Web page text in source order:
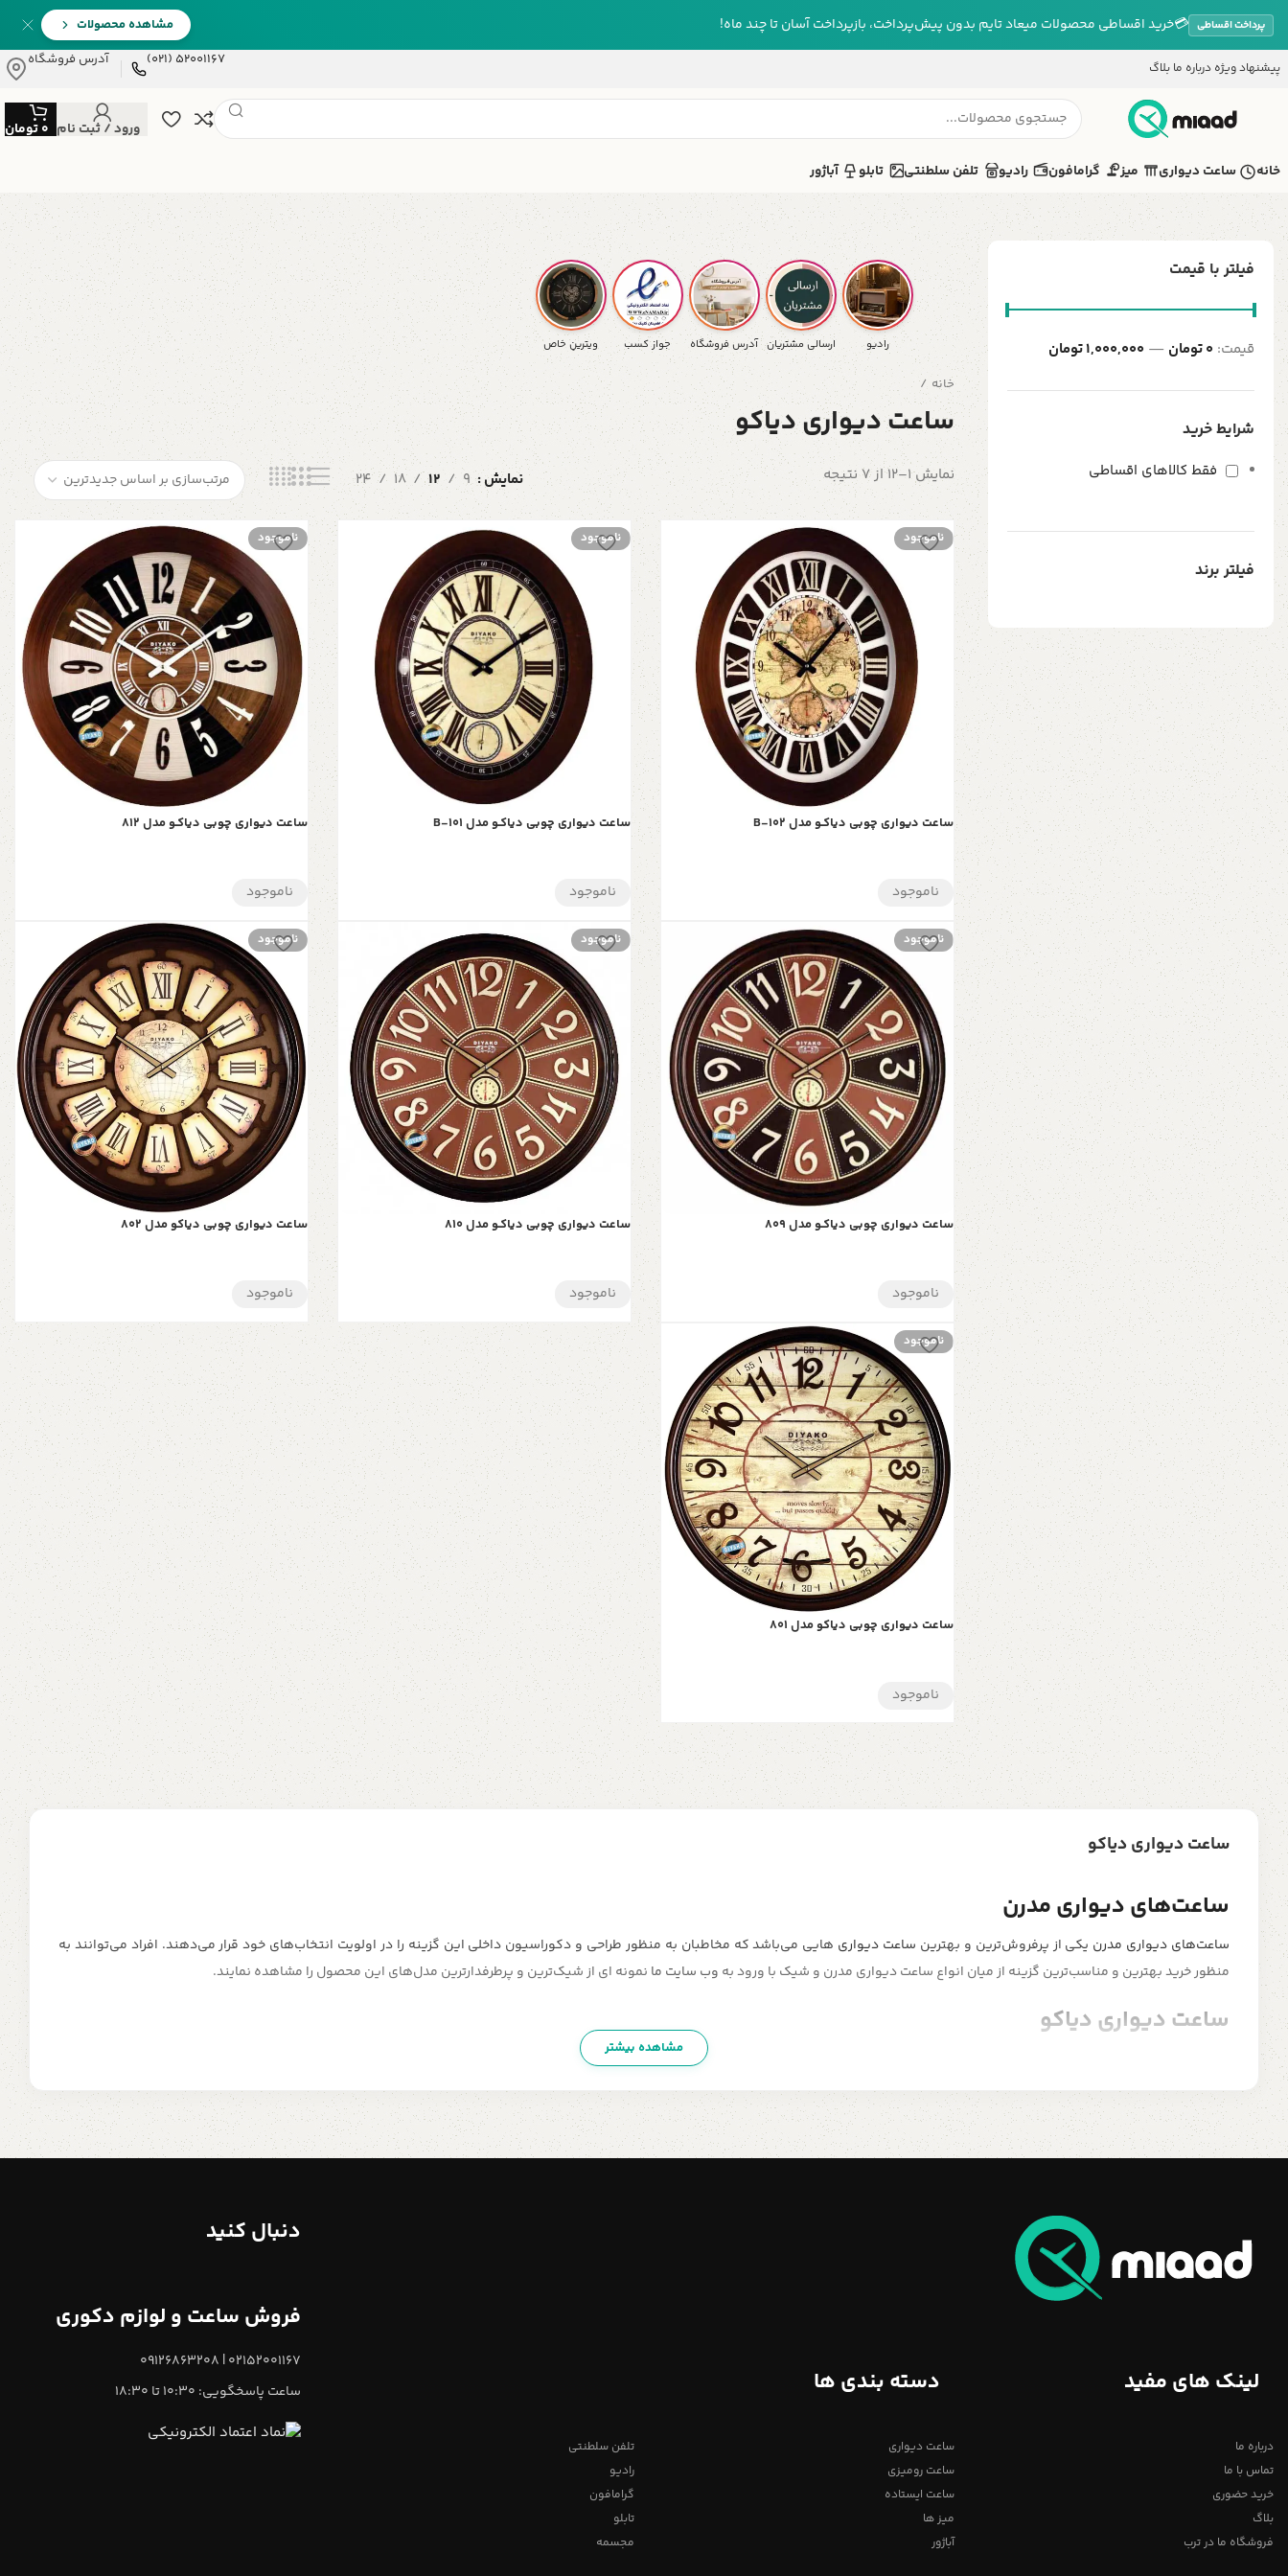
پرداخت اقساطی 💳خرید اقساطی محصولات میعاد تایم بدون پیش‌پرداخت، بازپرداخت آسان تا چند ماه! مشاهده محصولات
پیشنهاد ویژه درباره ما بلاگ 52001167 (021) آدرس فروشگاه
ورود / ثبت نام 0تومان
خانه
ساعت دیواری میز گرامافون رادیو تلفن سلطنتی تابلو آباژور
فیلتر با قیمت
قیمت: 0 تومان — 1,000,000 تومان
شرایط خرید
فقط کالاهای اقساطی
فیلتر برند
رادیو ارسالی مشتریان آدرس فروشگاه جواز کسب ویترینِ خاص
خانه
ساعت دیواری دیاکو
نمایش 1–12 از 7 نتیجه نمایش 9
12
18
24
ناموجود
ساعت دیواری چوبی دیاکـو مدل B-102
ناموجود
ناموجود
ساعت دیواری چوبی دیاکـو مدل B-101
ناموجود
ناموجود
ساعت دیواری چوبی دیاکـو مدل 812
ناموجود
ناموجود
ساعت دیواری چوبی دیاکـو مدل 809
ناموجود
ناموجود
ساعت دیواری چوبی دیاکـو مدل 810
ناموجود
ناموجود
ساعت دیواری چوبی دیاکو مدل 802
ناموجود
ناموجود
ساعت دیواری چوبی دیاکو مدل 801
ناموجود
ساعت دیواری دیاکو
ساعت‌های دیواری مدرن
ساعت‌های دیواری مدرن یکی از پرفروش‌ترین و بهترین ساعت دیواری هایی می‌باشد که مخاطبان به منظور طراحی و دکوراسیون داخلی این گزینه را در اولویت انتخاب‌های خود قرار می‌دهند. افراد می‌توانند به
منظور خرید بهترین و مناسب‌ترین گزینه از میان انواع ساعت دیواری مدرن و شیک با ورود به وب سایت ما نمونه ای از شیک‌ترین و پرطرفدارترین مدل‌های این محصول را مشاهده نمایند.
ساعت دیواری دیاکو
یکی از برند های جدید ساعت دیواری در ایران می باشد، که طرح های جدید آن مورد توجه بوده و علاوه بر کیفیت بالا از قیمت مناسبی برخوردار هستند. موتور این ساعت ها ساخت کشور تایوان و
دارای ضمانت 3 ساله هستند.
مشاهده بیشتر
لینک های مفید
درباره ما
تماس با ما
خرید حضوری
بلاگ
فروشگاه ما در ترب
دسته بندی ها
ساعت دیواری
ساعت رومیزی
ساعت ایستاده
میز ها
آباژور
تلفن سلطنتی
رادیو
گرامافون
تابلو
مجسمه
دنبال کنید
فروش ساعت و لوازم دکوری
02152001167 | 09126863208
ساعت پاسخگویی: 10:30 تا 18:30